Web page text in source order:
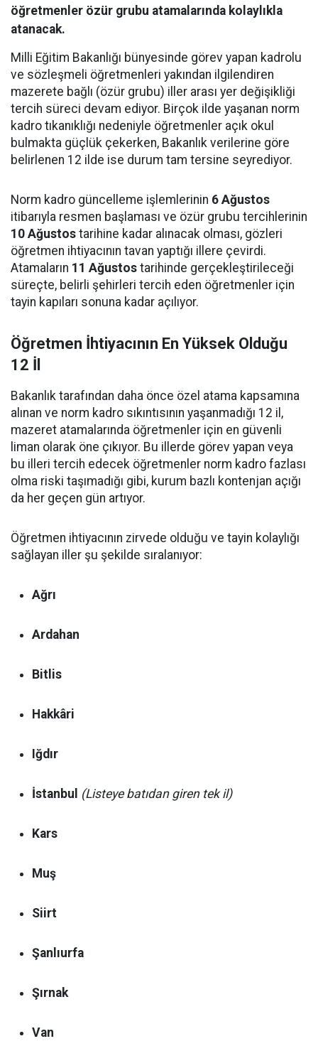
öğretmenler özür grubu atamalarında kolaylıkla
atanacak.
Milli Eğitim Bakanlığı bünyesinde görev yapan kadrolu
ve sözleşmeli öğretmenleri yakından ilgilendiren
mazerete bağlı (özür grubu) iller arası yer değişikliği
tercih süreci devam ediyor. Birçok ilde yaşanan norm
kadro tıkanıklığı nedeniyle öğretmenler açık okul
bulmakta güçlük çekerken, Bakanlık verilerine göre
belirlenen 12 ilde ise durum tam tersine seyrediyor.
Norm kadro güncelleme işlemlerinin 6 Ağustos
itibarıyla resmen başlaması ve özür grubu tercihlerinin
10 Ağustos tarihine kadar alınacak olması, gözleri
öğretmen ihtiyacının tavan yaptığı illere çevirdi.
Atamaların 11 Ağustos tarihinde gerçekleştirileceği
süreçte, belirli şehirleri tercih eden öğretmenler için
tayin kapıları sonuna kadar açılıyor.
Öğretmen İhtiyacının En Yüksek Olduğu
12 İl
Bakanlık tarafından daha önce özel atama kapsamına
alınan ve norm kadro sıkıntısının yaşanmadığı 12 il,
mazeret atamalarında öğretmenler için en güvenli
liman olarak öne çıkıyor. Bu illerde görev yapan veya
bu illeri tercih edecek öğretmenler norm kadro fazlası
olma riski taşımadığı gibi, kurum bazlı kontenjan açığı
da her geçen gün artıyor.
Öğretmen ihtiyacının zirvede olduğu ve tayin kolaylığı
sağlayan iller şu şekilde sıralanıyor:
Ağrı
Ardahan
Bitlis
Hakkâri
Iğdır
İstanbul (Listeye batıdan giren tek il)
Kars
Muş
Siirt
Şanlıurfa
Şırnak
Van